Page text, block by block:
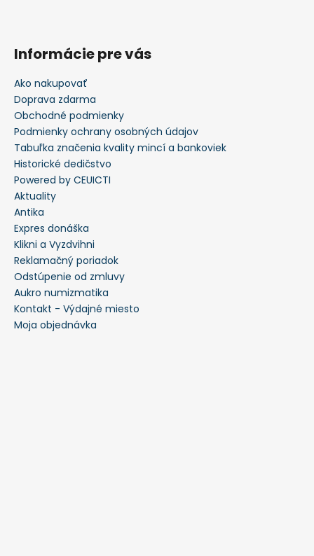
Informácie pre vás
Ako nakupovať
Doprava zdarma
Obchodné podmienky
Podmienky ochrany osobných údajov
Tabuľka značenia kvality mincí a bankoviek
Historické dedičstvo
Powered by CEUICTI
Aktuality
Antika
Expres donáška
Klikni a Vyzdvihni
Reklamačný poriadok
Odstúpenie od zmluvy
Aukro numizmatika
Kontakt - Výdajné miesto
Moja objednávka